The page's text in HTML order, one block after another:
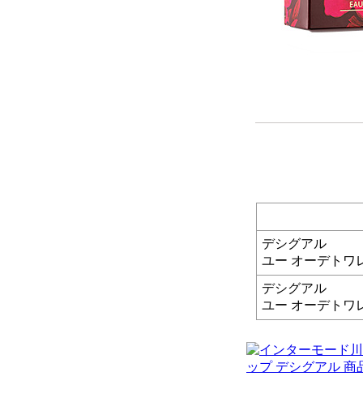
デシグアル
ユー オーデトワ
デシグアル
ユー オーデトワ